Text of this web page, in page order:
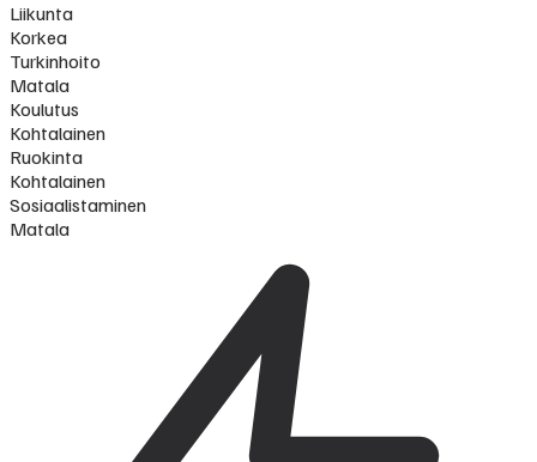
Liikunta
Korkea
Turkinhoito
Matala
Koulutus
Kohtalainen
Ruokinta
Kohtalainen
Sosiaalistaminen
Matala